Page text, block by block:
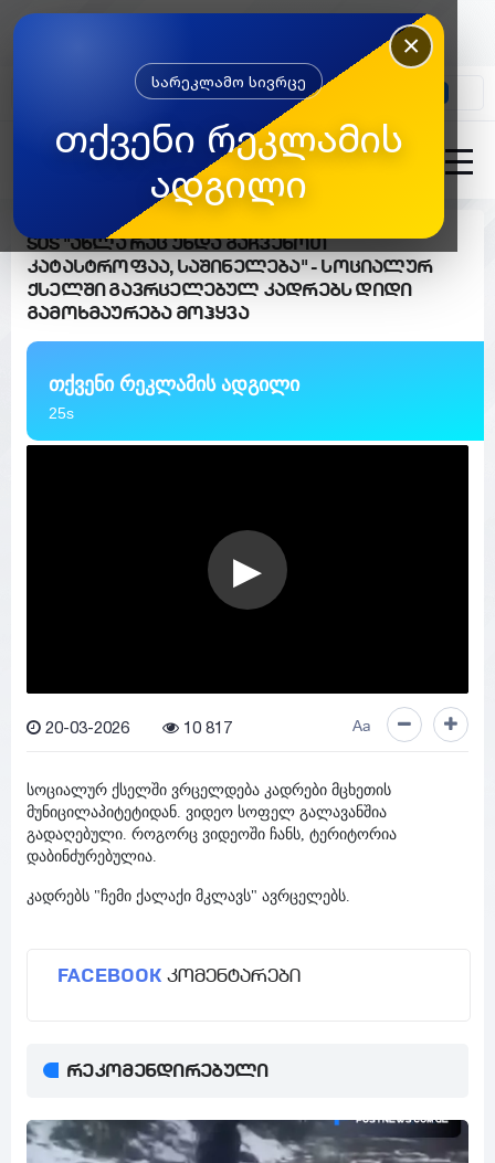
×
სარეკლამო სივრცე
თქვენი რეკლამის
ადგილი
კონტაქტი
SOS "ახლა რაც უნდა გაჩვენოთ
კატასტროფაა, საშინელება" - სოციალურ
ქსელში გავრცელებულ კადრებს დიდი
გამოხმაურება მოჰყვა
თქვენი რეკლამის ადგილი
24s
Play
▶
20-03-2026 10 817 Aa
სოციალურ ქსელში ვრცელდება კადრები მცხეთის
მუნიცილაპიტეტიდან. ვიდეო სოფელ გალავანშია
გადაღებული. როგორც ვიდეოში ჩანს, ტერიტორია
დაბინძურებულია.
კადრებს "ჩემი ქალაქი მკლავს" ავრცელებს.
FACEBOOK კომენტარები
რეკომენდირებული